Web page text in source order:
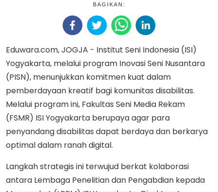
BAGIKAN:
Eduwara.com, JOGJA - Institut Seni Indonesia (ISI)
Yogyakarta, melalui program Inovasi Seni Nusantara
(PISN), menunjukkan komitmen kuat dalam
pemberdayaan kreatif bagi komunitas disabilitas.
Melalui program ini, Fakultas Seni Media Rekam
(FSMR) ISI Yogyakarta berupaya agar para
penyandang disabilitas dapat berdaya dan berkarya
optimal dalam ranah digital.
Langkah strategis ini terwujud berkat kolaborasi
antara Lembaga Penelitian dan Pengabdian kepada